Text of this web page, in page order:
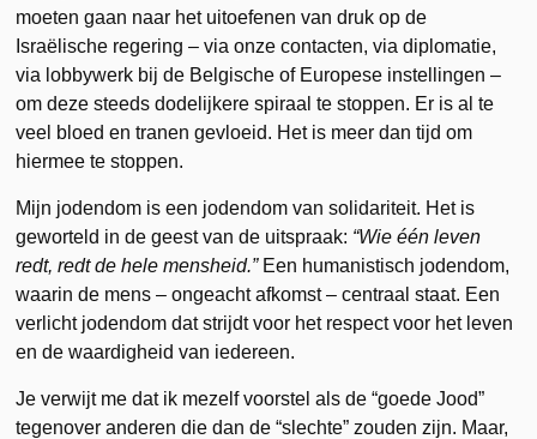
moeten gaan naar het uitoefenen van druk op de
Israëlische regering – via onze contacten, via diplomatie,
via lobbywerk bij de Belgische of Europese instellingen –
om deze steeds dodelijkere spiraal te stoppen. Er is al te
veel bloed en tranen gevloeid. Het is meer dan tijd om
hiermee te stoppen.
Mijn jodendom is een jodendom van solidariteit. Het is
geworteld in de geest van de uitspraak: “Wie één leven
redt, redt de hele mensheid.”Een humanistisch jodendom,
waarin de mens – ongeacht afkomst – centraal staat. Een
verlicht jodendom dat strijdt voor het respect voor het leven
en de waardigheid van iedereen.
Je verwijt me dat ik mezelf voorstel als de “goede Jood”
tegenover anderen die dan de “slechte” zouden zijn. Maar,